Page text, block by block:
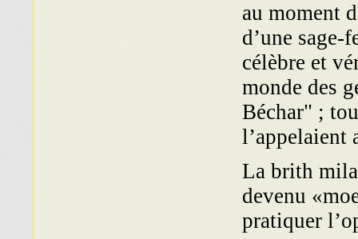
au moment
d’une sage-
célèbre et
monde des
Béchar" ;
l’appelaient
La brith
devenu
pratiquer